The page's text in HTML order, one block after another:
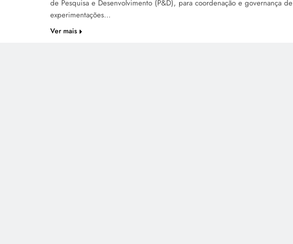
de Pesquisa e Desenvolvimento (P&D), para coordenação e governança de
experimentações…
Ver mais